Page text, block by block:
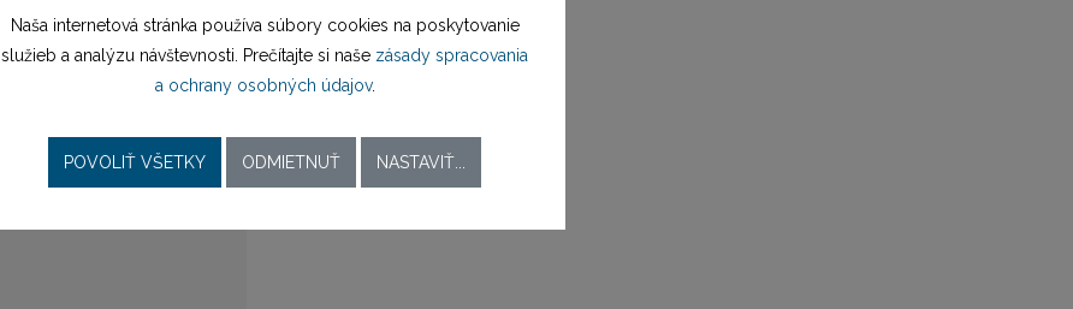
M2350-EH101
Naša internetová stránka používa súbory cookies na poskytovanie
služieb a analýzu návštevnosti. Prečítajte si naše zásady spracovania
a ochrany osobných údajov.
POVOLIŤ VŠETKY ODMIETNUŤ NASTAVIŤ...